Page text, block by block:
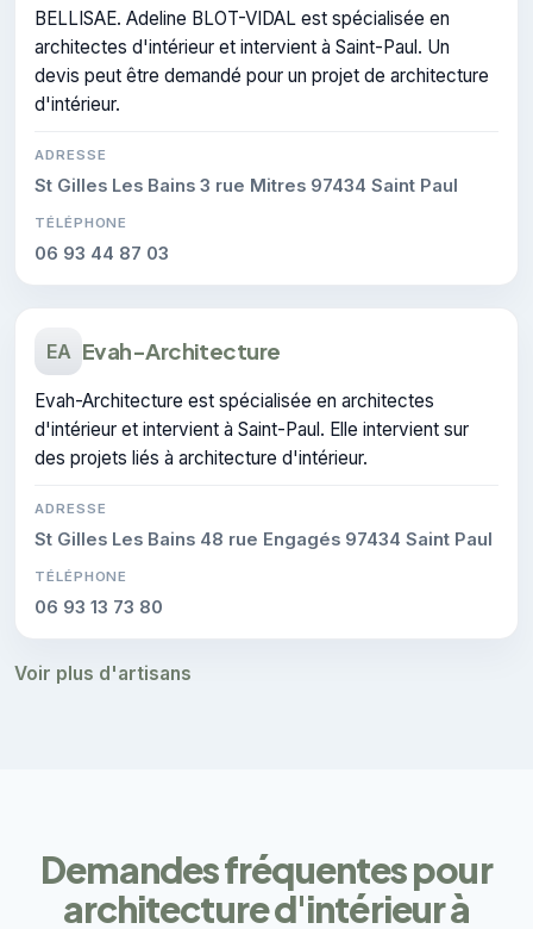
BELLISAE. Adeline BLOT-VIDAL est spécialisée en
architectes d'intérieur et intervient à Saint-Paul. Un
devis peut être demandé pour un projet de architecture
d'intérieur.
ADRESSE
St Gilles Les Bains 3 rue Mitres 97434 Saint Paul
TÉLÉPHONE
06 93 44 87 03
EA Evah-Architecture
Evah-Architecture est spécialisée en architectes
d'intérieur et intervient à Saint-Paul. Elle intervient sur
des projets liés à architecture d'intérieur.
ADRESSE
St Gilles Les Bains 48 rue Engagés 97434 Saint Paul
TÉLÉPHONE
06 93 13 73 80
Voir plus d'artisans
Demandes fréquentes pour
architecture d'intérieur à